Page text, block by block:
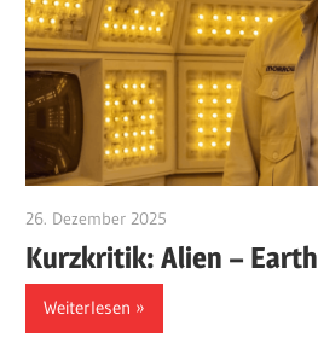
26. Dezember 2025
Kurzkritik: Alien – Earth
Weiterlesen